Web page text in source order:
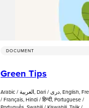
DOCUMENT
Green Tips
Arabic / العربية, Dari / دری, English, French
/ Français, Hindi / हिन्दी, Portuguese /